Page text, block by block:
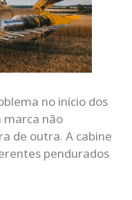
no início dos
marca não
de outra. A cabine
pendurados